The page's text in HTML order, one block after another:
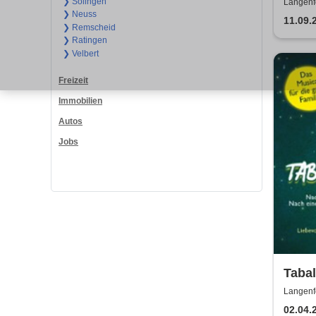
❯ Neuss
❯ Remscheid
❯ Ratingen
❯ Velbert
Freizeit
Immobilien
Autos
Jobs